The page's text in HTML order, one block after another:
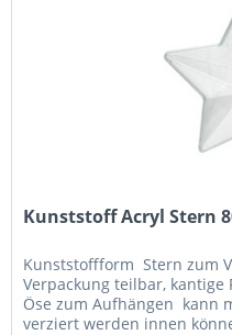
Kunststoff Acryl Stern
Kunststoffform Stern zum
Verpackung teilbar,
Öse zum Aufhängen kann
verziert werden innen